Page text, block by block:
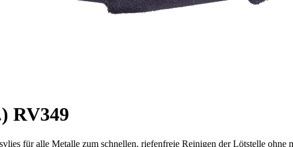
RV349
für alle Metalle zum schnellen, riefenfreie Reinigen der Lötstelle ohne